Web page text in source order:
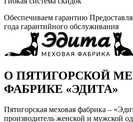
Обеспечиваем гарантию
года гарантийного обслуживания
О ПЯТИГОРСКОЙ
ФАБРИКЕ «ЭДИТА»
Пятигорская меховая фабрика –
производитель женской и мужской